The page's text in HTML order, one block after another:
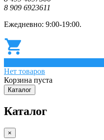
8 909 6923611
Ежедневно: 9:00-19:00.
Нет товаров
Корзина пуста
Каталог
Каталог
×